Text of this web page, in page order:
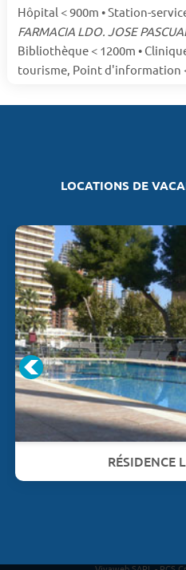
Hôpital < 900m • Station-
FARMACIA LDO. JOSE
Bibliothèque < 1200m •
tourisme, Point d'information
LOCATIONS DE
RÉSIDENCE